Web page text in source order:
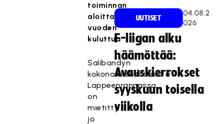
toiminnan
aloittamiseen
vuoden
kuluttua
Salibandyn
kokonaiskehittämistä
Lappeenrannassa
on
mietitty
jo
UUTISET
04.08.2
026
F-liigan alku
häämöttää:
Avauskierrokset
syyskuun toisella
viikolla